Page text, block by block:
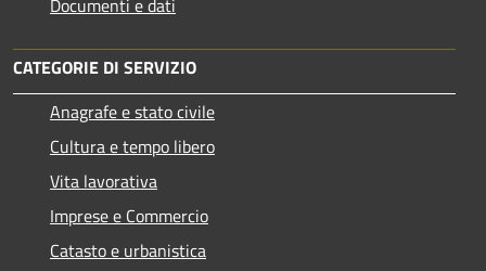
Documenti e dati
CATEGORIE DI SERVIZIO
Anagrafe e stato civile
Cultura e tempo libero
Vita lavorativa
Imprese e Commercio
Catasto e urbanistica